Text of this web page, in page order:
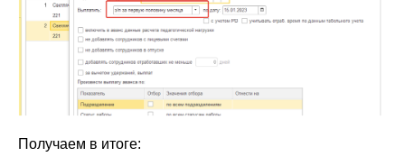
Получаем в итоге: